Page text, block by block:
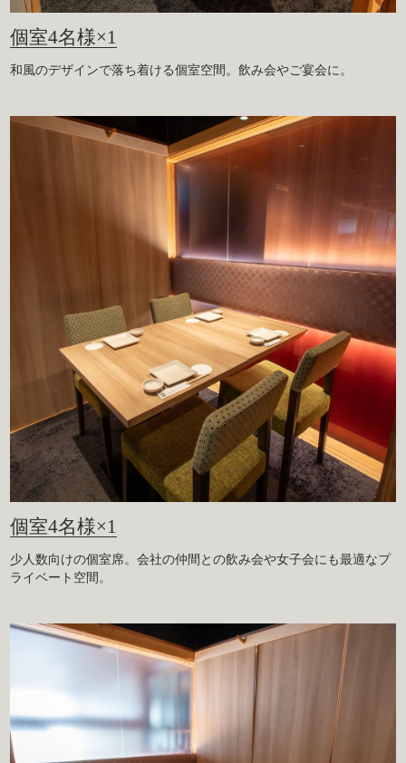
個室4名様×1
和風のデザインで落ち着ける個室空間。飲み会やご宴会に。
個室4名様×1
少人数向けの個室席。会社の仲間との飲み会や女子会にも最適なプ
ライベート空間。